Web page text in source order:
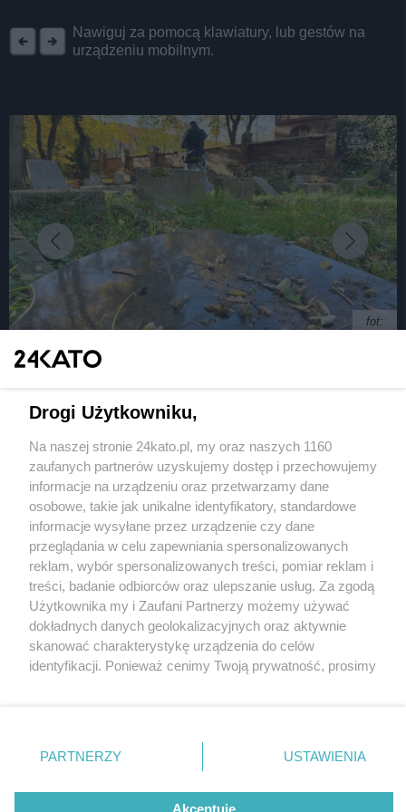
Nawiguj za pomocą klawiatury, lub gestów na
urządzeniu mobilnym.
fot:
tamtejszy cmentarz żydowski
1 / 3
Kirkut myslowice zniszczenie
Wydawca mediów lokalnych
Nie zapomnij
zapoznać się z:
polityką prywatności regulamin korzystania z portali
Twojemiasto
Piekary Śląskie
Chorzów
Tarnowskie Góry
Gliwice
Skontakuj sięz nami
Kontakt
Wydawca
Redakcja
Drogi Użytkowniku,
Na naszej stronie 24kato.pl, my oraz naszych 1160
zaufanych partnerów uzyskujemy dostęp i przechowujemy
informacje na urządzeniu oraz przetwarzamy dane
osobowe, takie jak unikalne identyfikatory, standardowe
informacje wysyłane przez urządzenie czy dane
przeglądania w celu zapewniania spersonalizowanych
reklam, wybór spersonalizowanych treści, pomiar reklam i
treści, badanie odbiorców oraz ulepszanie usług. Za zgodą
Użytkownika my i Zaufani Partnerzy możemy używać
dokładnych danych geolokalizacyjnych oraz aktywnie
skanować charakterystykę urządzenia do celów
identyfikacji. Ponieważ cenimy Twoją prywatność, prosimy
prywatności znajdujący się w lewym dolnym rogu strony
. Niektóre rodzaje przetwarzania danych nie wymagają
zgody użytkownika, ale masz prawo sprzeciwić się
takiemu przetwarzaniu. Preferencje będą miały
PARTNERZY USTAWIENIA
Akceptuję